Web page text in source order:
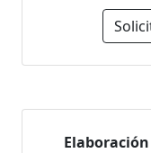
Elaboración